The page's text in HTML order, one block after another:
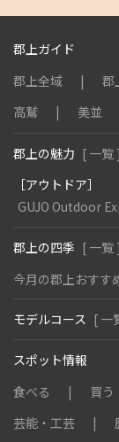
郡上ガイド
郡上全域
郡
高鷲
美並
郡上の魅力 [ 一覧 ]
［アウトドア］
GUJO Outdoor
郡上の四季 [ 一覧 ]
今月の郡上おすす
モデルコース [ 一
スポット情報
食べる
買う
芸能・工芸